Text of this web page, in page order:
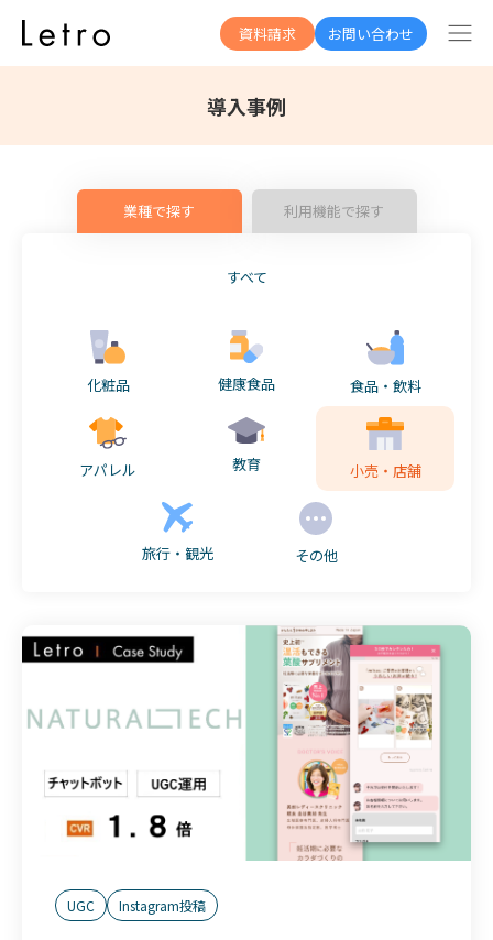
資料請求 お問い合わせ
導入事例
業種で探す 利用機能で探す
すべて
化粧品 健康食品 食品・飲料
アパレル 教育 小売・店舗
旅行・観光 その他
UGC Instagram投稿